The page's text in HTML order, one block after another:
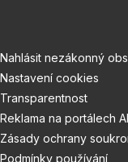
Nahlásit nezákonný
Nastavení cookies
Transparentnost
Reklama na portálech
Zásady ochrany
Podmínky používání